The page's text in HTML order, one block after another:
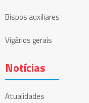
Bispos auxiliares
Vigários gerais
Notícias
Atualidades